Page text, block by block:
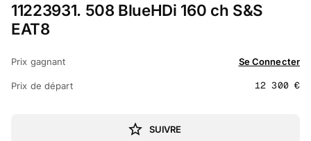
11223931. 508 BlueHDi 160 ch S&S
EAT8
Prix gagnant Se Connecter
Prix de départ 12 300 €
SUIVRE